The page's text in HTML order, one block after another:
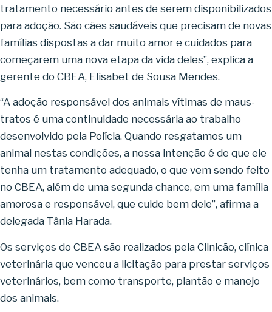
tratamento necessário antes de serem disponibilizados
para adoção. São cães saudáveis que precisam de novas
famílias dispostas a dar muito amor e cuidados para
começarem uma nova etapa da vida deles”, explica a
gerente do CBEA, Elisabet de Sousa Mendes.
“A adoção responsável dos animais vítimas de maus-
tratos é uma continuidade necessária ao trabalho
desenvolvido pela Polícia. Quando resgatamos um
animal nestas condições, a nossa intenção é de que ele
tenha um tratamento adequado, o que vem sendo feito
no CBEA, além de uma segunda chance, em uma família
amorosa e responsável, que cuide bem dele”, afirma a
delegada Tânia Harada.
Os serviços do CBEA são realizados pela Clinicão, clínica
veterinária que venceu a licitação para prestar serviços
veterinários, bem como transporte, plantão e manejo
dos animais.